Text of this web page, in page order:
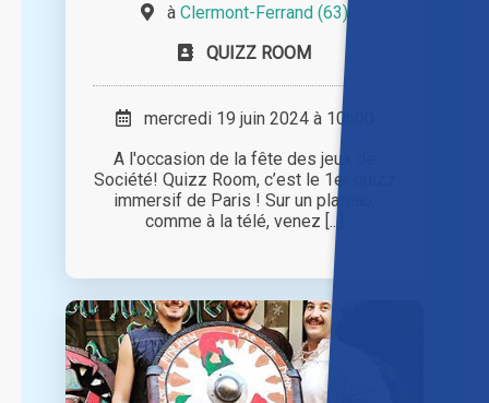
à Clermont-Ferrand (63)
QUIZZ ROOM
mercredi 19 juin 2024 à 10h00
A l'occasion de la fête des jeux de
Société! Quizz Room, c’est le 1er quizz
immersif de Paris ! Sur un plateau,
comme à la télé, venez [...]